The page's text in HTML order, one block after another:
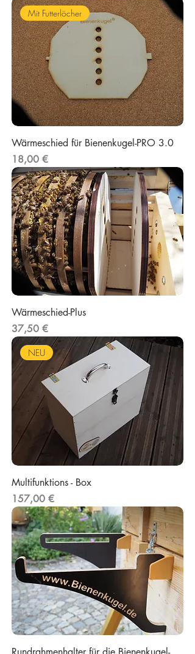
Mit Futterlöcher
Wärmeschied für Bienenkugel-PRO 3.0
Preis
18,00 €
Wärmeschied-Plus
Preis
37,50 €
NEU
Multifunktions - Box
Preis
157,00 €